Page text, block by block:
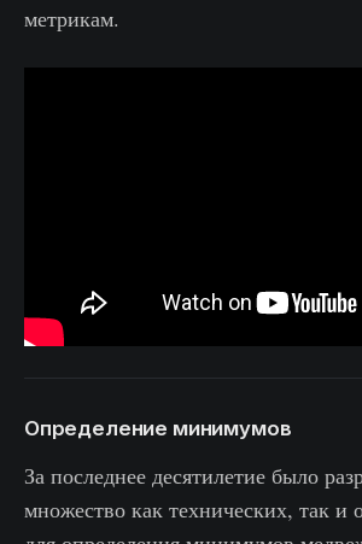
метрикам.
Определение минимумов
За последнее десятилетие было
множество как технических, так и